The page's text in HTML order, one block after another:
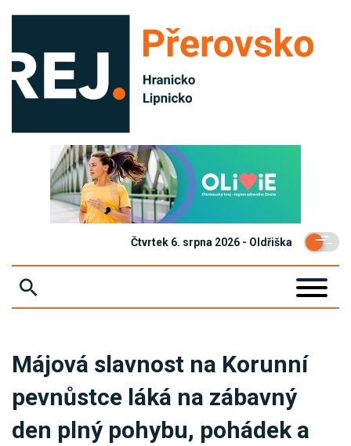
Čtvrtek 6. srpna 2026 - Oldřiška
KRIMI
SPORT
KULTURA
Májová slavnost na Korunní
pevnůstce láká na zábavný
den plný pohybu, pohádek a